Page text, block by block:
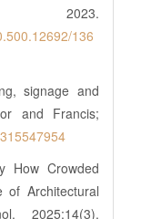
136
signage and
and Francis;
How Crowded
of Architectural
2025;14(3).